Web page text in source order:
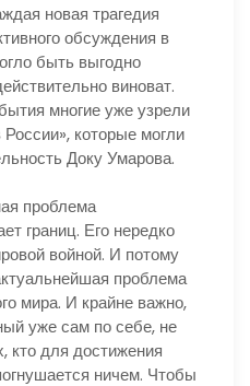
новая трагедия
обсуждения в
быть выгодно
виноват.
многие уже узрели
которые могли
Доку Умарова.
проблема
границ. Его нередко
войной. И потому
проблема
мира. И крайне важно,
уже сам по себе, не
кто для достижения
ничем. Чтобы